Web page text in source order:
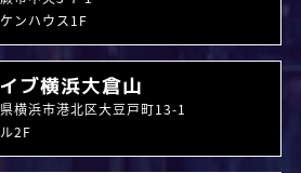
ンハウス1F
ブ横浜大倉山
横浜市港北区大豆戸町13-1
2F